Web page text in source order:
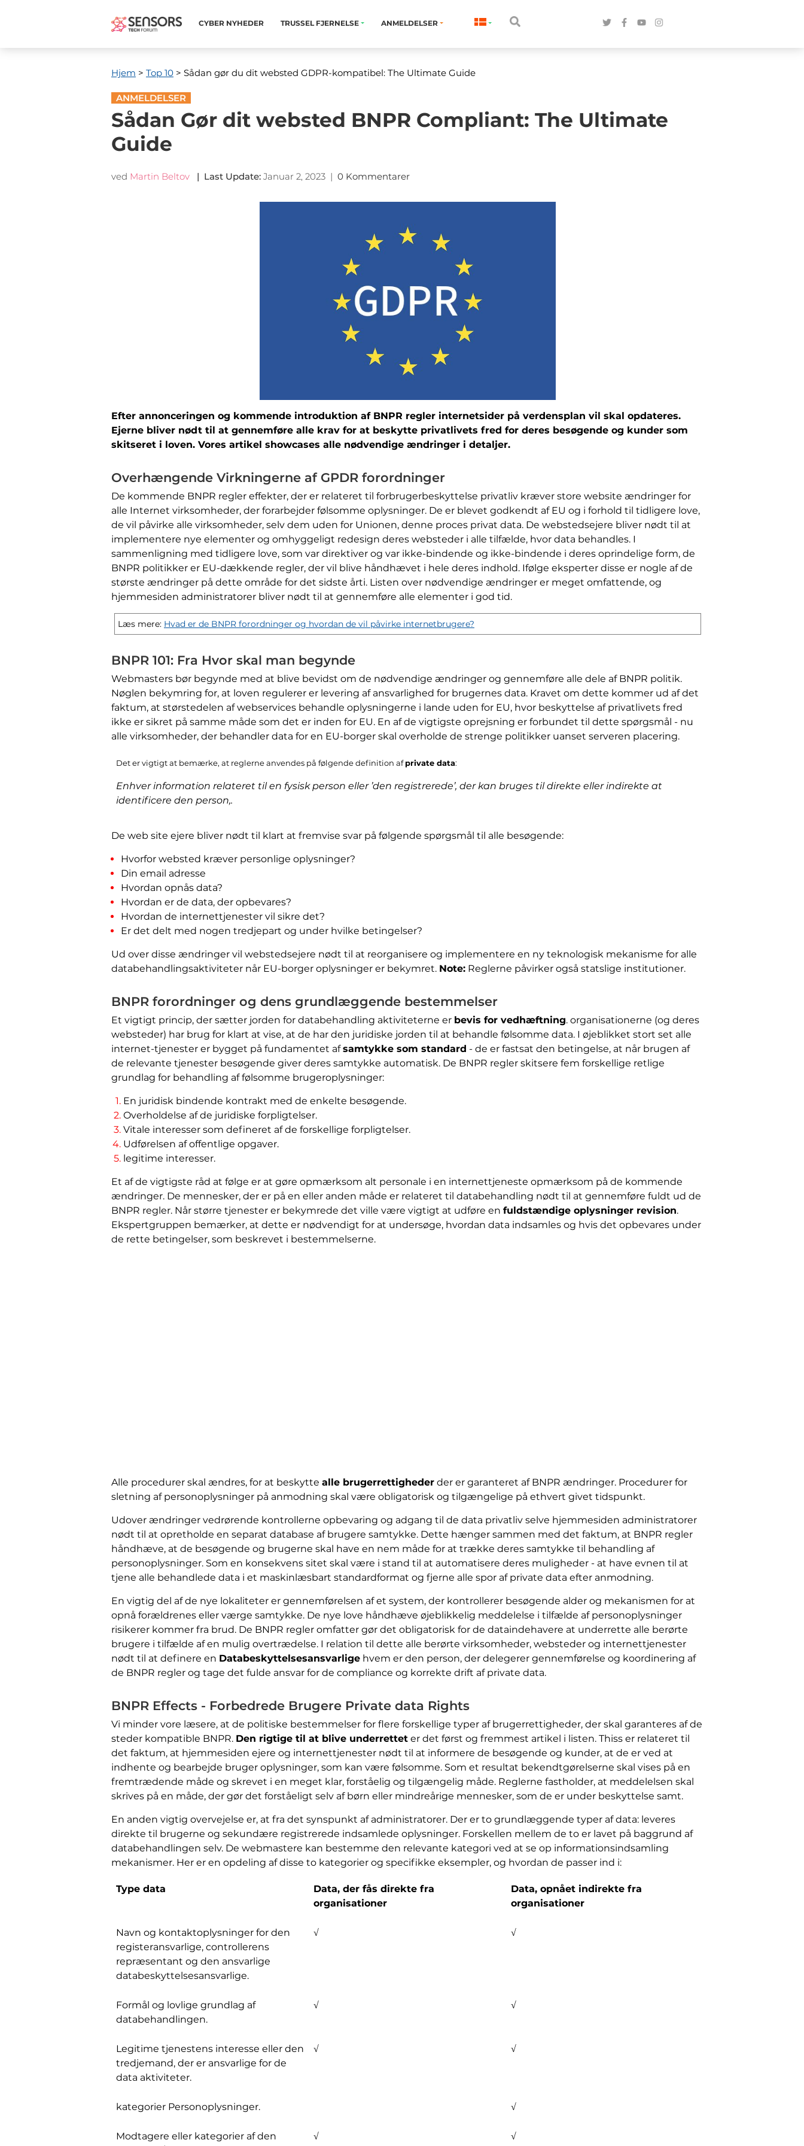
CYBER ​​NYHEDER TRUSSEL FJERNELSE ANMELDELSER
Hjem > Top 10 > Sådan gør du dit websted GDPR-kompatibel: The Ultimate Guide
ANMELDELSER
Sådan Gør dit websted BNPR Compliant: The Ultimate
Guide
ved Martin Beltov | Last Update: Januar 2, 2023 | 0 Kommentarer
Efter annonceringen og kommende introduktion af BNPR regler internetsider på verdensplan vil skal opdateres.
Ejerne bliver nødt til at gennemføre alle krav for at beskytte privatlivets fred for deres besøgende og kunder som
skitseret i loven. Vores artikel showcases alle nødvendige ændringer i detaljer.
Overhængende Virkningerne af GPDR forordninger
De kommende BNPR regler effekter, der er relateret til forbrugerbeskyttelse privatliv kræver store website ændringer for
alle Internet virksomheder, der forarbejder følsomme oplysninger. De er blevet godkendt af EU og i forhold til tidligere love,
de vil påvirke alle virksomheder, selv dem uden for Unionen, denne proces privat data. De webstedsejere bliver nødt til at
implementere nye elementer og omhyggeligt redesign deres websteder i alle tilfælde, hvor data behandles. I
sammenligning med tidligere love, som var direktiver og var ikke-bindende og ikke-bindende i deres oprindelige form, de
BNPR politikker er EU-dækkende regler, der vil blive håndhævet i hele deres indhold. Ifølge eksperter disse er nogle af de
største ændringer på dette område for det sidste årti. Listen over nødvendige ændringer er meget omfattende, og
hjemmesiden administratorer bliver nødt til at gennemføre alle elementer i god tid.
Læs mere: Hvad er de BNPR forordninger og hvordan de vil påvirke internetbrugere?
BNPR 101: Fra Hvor skal man begynde
Webmasters bør begynde med at blive bevidst om de nødvendige ændringer og gennemføre alle dele af BNPR politik.
Nøglen bekymring for, at loven regulerer er levering af ansvarlighed for brugernes data. Kravet om dette kommer ud af det
faktum, at størstedelen af ​​webservices behandle oplysningerne i lande uden for EU, hvor beskyttelse af privatlivets fred
ikke er sikret på samme måde som det er inden for EU. En af de vigtigste oprejsning er forbundet til dette spørgsmål - nu
alle virksomheder, der behandler data for en EU-borger skal overholde de strenge politikker uanset serveren placering.
Det er vigtigt at bemærke, at reglerne anvendes på følgende definition afprivate data:
Enhver information relateret til en fysisk person eller ’den registrerede’, der kan bruges til direkte eller indirekte at
identificere den person,.
De web site ejere bliver nødt til klart at fremvise svar på følgende spørgsmål til alle besøgende:
Hvorfor websted kræver personlige oplysninger?
Din email adresse
Hvordan opnås data?
Hvordan er de data, der opbevares?
Hvordan de internettjenester vil sikre det?
Er det delt med nogen tredjepart og under hvilke betingelser?
Ud over disse ændringer vil webstedsejere nødt til at reorganisere og implementere en ny teknologisk mekanisme for alle
databehandlingsaktiviteter når EU-borger oplysninger er bekymret. Note: Reglerne påvirker også statslige institutioner.
BNPR forordninger og dens grundlæggende bestemmelser
Et vigtigt princip, der sætter jorden for databehandling aktiviteterne er bevis for vedhæftning. organisationerne (og deres
websteder) har brug for klart at vise, at de har den juridiske jorden til at behandle følsomme data. I øjeblikket stort set alle
internet-tjenester er bygget på fundamentet afsamtykke som standard - de er fastsat den betingelse, at når brugen af ​​
de relevante tjenester besøgende giver deres samtykke automatisk. De BNPR regler skitsere fem forskellige retlige
grundlag for behandling af følsomme brugeroplysninger:
En juridisk bindende kontrakt med de enkelte besøgende.
Overholdelse af de juridiske forpligtelser.
Vitale interesser som defineret af de forskellige forpligtelser.
Udførelsen af ​​offentlige opgaver.
legitime interesser.
Et af de vigtigste råd at følge er at gøre opmærksom alt personale i en internettjeneste opmærksom på de kommende
ændringer. De mennesker, der er på en eller anden måde er relateret til databehandling nødt til at gennemføre fuldt ud de
BNPR regler. Når større tjenester er bekymrede det ville være vigtigt at udføre en fuldstændige oplysninger revision.
Ekspertgruppen bemærker, at dette er nødvendigt for at undersøge, hvordan data indsamles og hvis det opbevares under
de rette betingelser, som beskrevet i bestemmelserne.
Alle procedurer skal ændres, for at beskytte alle brugerrettigheder der er garanteret af BNPR ændringer. Procedurer for
sletning af personoplysninger på anmodning skal være obligatorisk og tilgængelige på ethvert givet tidspunkt.
Udover ændringer vedrørende kontrollerne opbevaring og adgang til de data privatliv selve hjemmesiden administratorer
nødt til at opretholde en separat database af brugere samtykke. Dette hænger sammen med det faktum, at BNPR regler
håndhæve, at de besøgende og brugerne skal have en nem måde for at trække deres samtykke til behandling af
personoplysninger. Som en konsekvens sitet skal være i stand til at automatisere deres muligheder - at have evnen til at
tjene alle behandlede data i et maskinlæsbart standardformat og fjerne alle spor af private data efter anmodning.
En vigtig del af de nye lokaliteter er gennemførelsen af ​​et system, der kontrollerer besøgende alder og mekanismen for at
opnå forældrenes eller værge samtykke. De nye love håndhæve øjeblikkelig meddelelse i tilfælde af personoplysninger
risikerer kommer fra brud. De BNPR regler omfatter gør det obligatorisk for de dataindehavere at underrette alle berørte
brugere i tilfælde af en mulig overtrædelse. I relation til dette alle berørte virksomheder, websteder og internettjenester
nødt til at definere en Databeskyttelsesansvarlige hvem er den person, der delegerer gennemførelse og koordinering af
de BNPR regler og tage det fulde ansvar for de compliance og korrekte drift af private data.
BNPR Effects - Forbedrede Brugere Private data Rights
Vi minder vore læsere, at de politiske bestemmelser for flere forskellige typer af brugerrettigheder, der skal garanteres af de
steder kompatible BNPR. Den rigtige til at blive underrettet er det først og fremmest artikel i listen. Thiss er relateret til
det faktum, at hjemmesiden ejere og internettjenester nødt til at informere de besøgende og kunder, at de er ved at
indhente og bearbejde bruger oplysninger, som kan være følsomme. Som et resultat bekendtgørelserne skal vises på en
fremtrædende måde og skrevet i en meget klar, forståelig og tilgængelig måde. Reglerne fastholder, at meddelelsen skal
skrives på en måde, der gør det forståeligt selv af børn eller mindreårige mennesker, som de er under beskyttelse samt.
En anden vigtig overvejelse er, at fra det synspunkt af administratorer. Der er to grundlæggende typer af data: leveres
direkte til brugerne og sekundære registrerede indsamlede oplysninger. Forskellen mellem de to er lavet på baggrund af
databehandlingen selv. De webmastere kan bestemme den relevante kategori ved at se op informationsindsamling
mekanismer. Her er en opdeling af disse to kategorier og specifikke eksempler, og hvordan de passer ind i:
Type data
Data, der fås direkte fra
organisationer
Data, opnået indirekte fra
organisationer
Navn og kontaktoplysninger for den
registeransvarlige, controllerens
repræsentant og den ansvarlige
databeskyttelsesansvarlige.
√ √
Formål og lovlige grundlag af
databehandlingen.
√ √
Legitime tjenestens interesse eller den
tredjemand, der er ansvarlige for de
data aktiviteter.
√ √
kategorier Personoplysninger. √
Modtagere eller kategorier af den
√ √